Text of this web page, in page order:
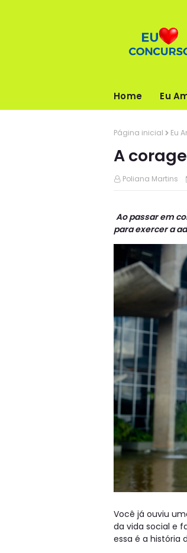
Home Eu
Página inicial Eu
A
Poliana Martins
Ao passar em
para exercer a
Você já ouviu
da vida social e
essa é a história